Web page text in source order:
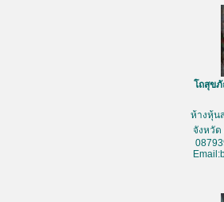
โถสุข
ห้างหุ้น
จังหวัด